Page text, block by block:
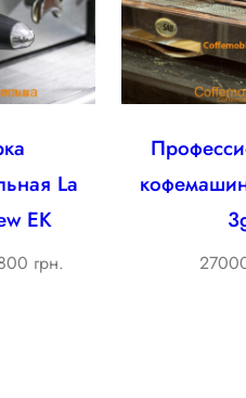
La
EK
грн.